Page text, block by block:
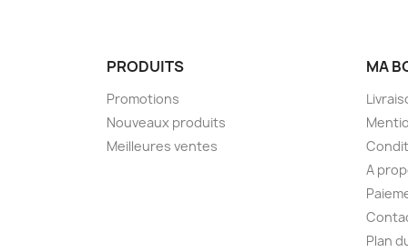
PRODUITS
Promotions
Nouveaux produits
Meilleures ventes
MA
A
Plan